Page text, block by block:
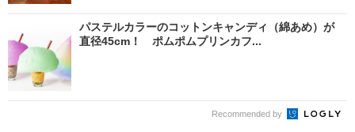
パステルカラーのコットンキャンディ（綿あめ）が
直径45cm！ ポムポムプリンカフ...
Recommended by